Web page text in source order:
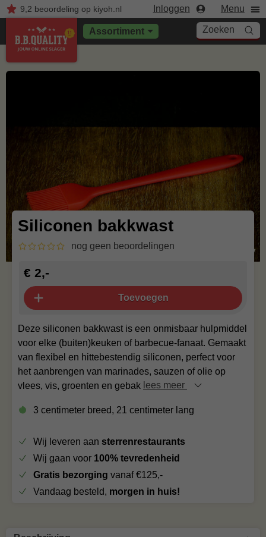
9,2 beoordelingop kiyoh.nl Inloggen Menu
Assortiment Zoeken
Siliconen bakkwast
nog geen beoordelingen
Deze siliconen bakkwast is een onmisbaar hulpmiddel
voor elke (buiten)keuken of barbecue-fanaat. Gemaakt
van flexibel en hittebestendig siliconen, perfect voor
het aanbrengen van marinades, sauzen of olie op
vlees, vis, groenten en gebak lees meer
3 centimeter breed, 21 centimeter lang
€ 2,-
Toevoegen
Wij leveren aan sterrenrestaurants
Wij gaan voor 100% tevredenheid
Gratis bezorging vanaf €125,-
Vandaag besteld, morgen in huis!